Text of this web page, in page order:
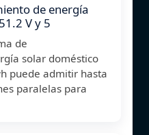
de energía
V y 5
de
solar doméstico
puede admitir hasta
paralelas para